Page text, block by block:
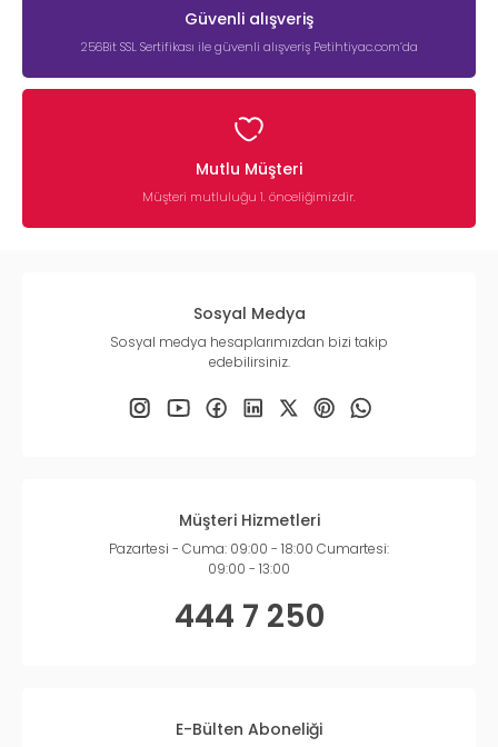
Güvenli alışveriş
256Bit SSL Sertifikası ile güvenli alışveriş Petihtiyac.com’da
Mutlu Müşteri
Müşteri mutluluğu 1. önceliğimizdir.
Sosyal Medya
Sosyal medya hesaplarımızdan bizi takip
edebilirsiniz.
Müşteri Hizmetleri
Pazartesi - Cuma: 09:00 - 18:00 Cumartesi:
09:00 - 13:00
444 7 250
E-Bülten Aboneliği